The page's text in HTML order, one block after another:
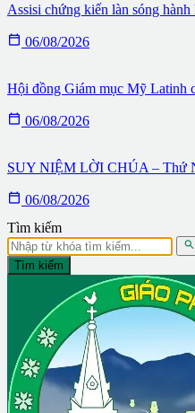
Assisi chứng kiến làn sóng
 06/08/2026
Hội đồng Giám mục Mỹ Latinh
 06/08/2026
SUY NIỆM LỜI CHÚA – Thứ
 06/08/2026
Tìm kiếm

Tìm kiếm